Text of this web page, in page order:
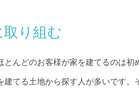
り組む
んどのお客様が家を建てるのは初
てる土地から探す人が多いです。